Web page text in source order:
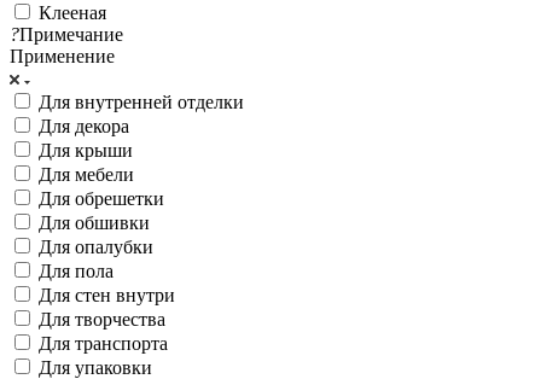
Клееная
?Примечание
Применение
Для внутренней отделки
Для декора
Для крыши
Для мебели
Для обрешетки
Для обшивки
Для опалубки
Для пола
Для стен внутри
Для творчества
Для транспорта
Для упаковки